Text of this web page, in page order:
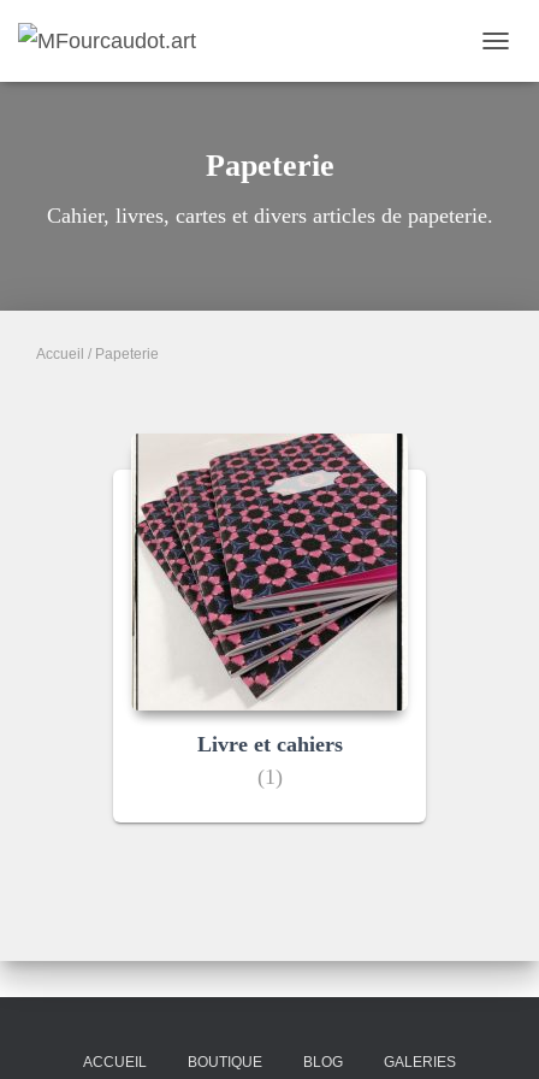
LA
Papeterie
Cahier, livres, cartes et divers articles de papeterie.
Accueil / Papeterie
Livre et cahiers
(1)
ACCUEIL BOUTIQUE BLOG GALERIES